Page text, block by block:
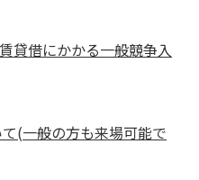
貸借にかかる一般競争入
(一般の方も来場可能で